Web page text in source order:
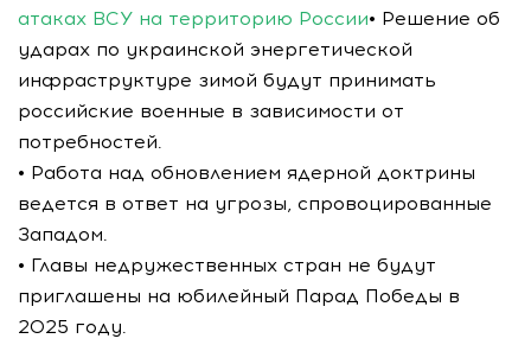
атаках ВСУ на территорию России• Решение об
ударах по украинской энергетической
инфраструктуре зимой будут принимать
российские военные в зависимости от
потребностей.
• Работа над обновлением ядерной доктрины
ведется в ответ на угрозы, спровоцированные
Западом.
• Главы недружественных стран не будут
приглашены на юбилейный Парад Победы в
2025 году.